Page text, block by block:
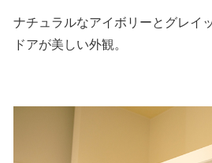
ナチュラルなアイボリーとグレイ
ドアが美しい外観。